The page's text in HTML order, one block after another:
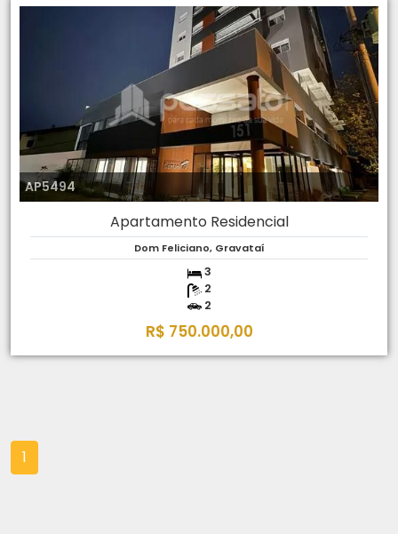
AP5494
Apartamento Residencial
Dom Feliciano, Gravataí
3
2
2
R$ 750.000,00
1